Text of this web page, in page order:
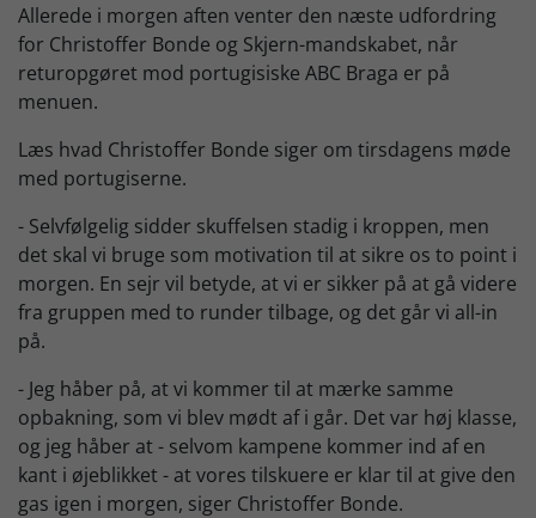
Nyhedsbrev
Køb Billet
Allerede i morgen aften venter den næste udfordring
for Christoffer Bonde og Skjern-mandskabet, når
returopgøret mod portugisiske ABC Braga er på
menuen.
Læs hvad Christoffer Bonde siger om tirsdagens møde
med portugiserne.
- Selvfølgelig sidder skuffelsen stadig i kroppen, men
det skal vi bruge som motivation til at sikre os to point i
morgen. En sejr vil betyde, at vi er sikker på at gå videre
fra gruppen med to runder tilbage, og det går vi all-in
på.
- Jeg håber på, at vi kommer til at mærke samme
opbakning, som vi blev mødt af i går. Det var høj klasse,
og jeg håber at - selvom kampene kommer ind af en
kant i øjeblikket - at vores tilskuere er klar til at give den
gas igen i morgen, siger Christoffer Bonde.